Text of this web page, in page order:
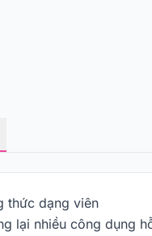
thức dạng viên
lại nhiều công dụng